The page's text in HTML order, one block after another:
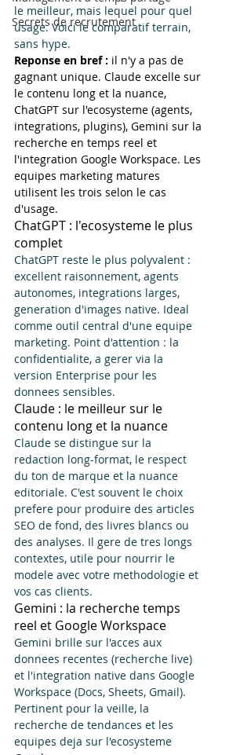
Secrets de recrutement
le meilleur, mais lequel pour quel
usage. Voici le comparatif terrain,
sans hype.
Reponse en bref : il n'y a pas de
gagnant unique. Claude excelle sur
le contenu long et la nuance,
ChatGPT sur l'ecosysteme (agents,
integrations, plugins), Gemini sur la
recherche en temps reel et
l'integration Google Workspace. Les
equipes marketing matures
utilisent les trois selon le cas
d'usage.
ChatGPT : l'ecosysteme le plus
complet
ChatGPT reste le plus polyvalent :
excellent raisonnement, agents
autonomes, integrations larges,
generation d'images native. Ideal
comme outil central d'une equipe
marketing. Point d'attention : la
confidentialite, a gerer via la
version Enterprise pour les
donnees sensibles.
Claude : le meilleur sur le
contenu long et la nuance
Claude se distingue sur la
redaction long-format, le respect
du ton de marque et la nuance
editoriale. C'est souvent le choix
prefere pour produire des articles
SEO de fond, des livres blancs ou
des analyses. Il gere de tres longs
contextes, utile pour nourrir le
modele avec votre methodologie et
vos cas clients.
Gemini : la recherche temps
reel et Google Workspace
Gemini brille sur l'acces aux
donnees recentes (recherche live)
et l'integration native dans Google
Workspace (Docs, Sheets, Gmail).
Pertinent pour la veille, la
recherche de tendances et les
equipes deja sur l'ecosysteme